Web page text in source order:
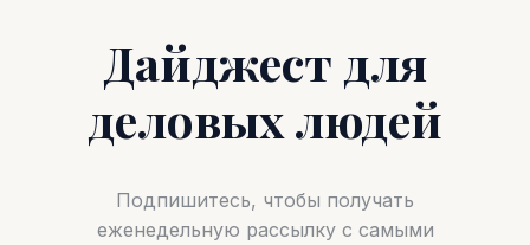
Дайджест для
деловых людей
Подпишитесь, чтобы получать
еженедельную рассылку с самыми